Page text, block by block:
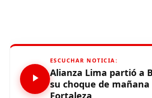
ESCUCHAR NOTICIA:
Alianza Lima partió a
su choque de
Fortaleza